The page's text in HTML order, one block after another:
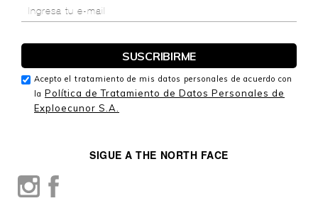
SIGUE A THE NORTH FACE
Acepto el tratamiento de mis datos personales de acuerdo con
la Política de Tratamiento de Datos Personales de
Exploecunor S.A.